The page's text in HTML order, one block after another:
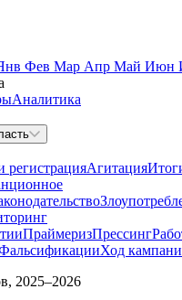
Фев Мар Апр Май Июн
Аналитика
Агитация
ПраймеризПрессинг
Ход
2025–2026